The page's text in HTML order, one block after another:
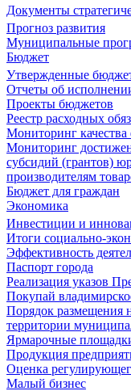
Документы
Прогноз развития
Муниципальные
Бюджет
Утвержденные
Отчеты об
Проекты бюджетов
Реестр расходных
Мониторинг
Мониторинг
субсидий (грантов)
производителям
Бюджет для граждан
Экономика
Инвестиции и
Итоги социально-
Эффективность
Паспорт города
Реализация указов
Покупай
Порядок размещения
территории
Ярмарочные
Продукция
Оценка
Малый бизнес